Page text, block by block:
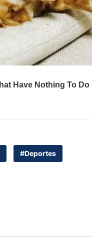
#Deportes